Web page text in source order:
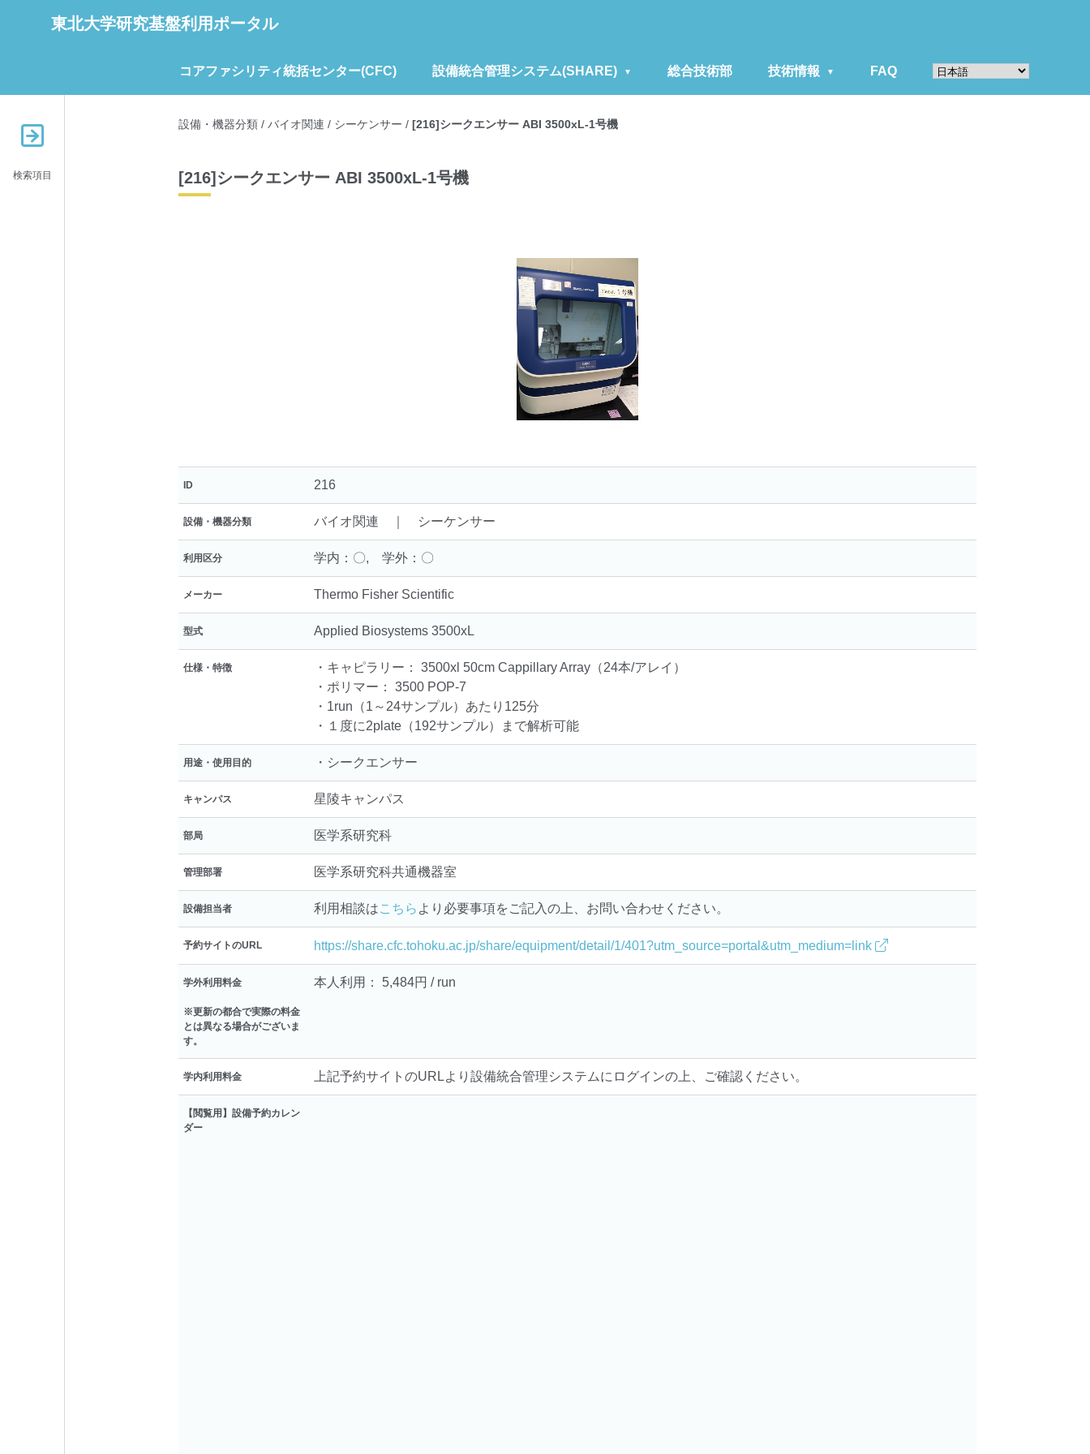
東北大学研究基盤利用ポータル
コアファシリティ統括センター(CFC) 設備統合管理システム(SHARE) 総合技術部 技術情報 FAQ
検索項目
設備・機器分類 / バイオ関連 / シーケンサー / [216]シークエンサー ABI 3500xL-1号機
[216]シークエンサー ABI 3500xL-1号機
ID 216
設備・機器分類 バイオ関連 ｜ シーケンサー
利用区分 学内：〇, 学外：〇
メーカー Thermo Fisher Scientific
型式 Applied Biosystems 3500xL
仕様・特徴
・キャピラリー： 3500xl 50cm Cappillary Array（24本/アレイ）
・ポリマー： 3500 POP-7
・1run（1～24サンプル）あたり125分
・１度に2plate（192サンプル）まで解析可能
用途・使用目的 ・シークエンサー
キャンパス 星陵キャンパス
部局 医学系研究科
管理部署 医学系研究科共通機器室
設備担当者 利用相談はこちら より必要事項をご記入の上、お問い合わせください。
予約サイトのURL https://share.cfc.tohoku.ac.jp/share/equipment/detail/1/401?utm_source=portal&utm_medium=link
学外利用料金
※更新の都合で実際の料金
とは異なる場合がございま
す。
本人利用： 5,484円 / run
学内利用料金 上記予約サイトのURLより設備統合管理システムにログインの上、ご確認ください。
【閲覧用】設備予約カレン
ダー